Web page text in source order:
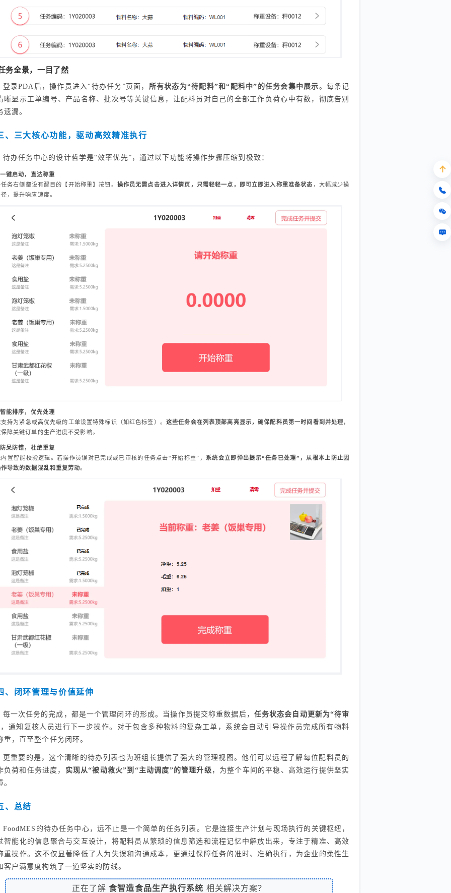
务全景，一目了然
登录PDA后，操作员进入“待办任务”页面， 所有状态为“待配料”和“配料中”的任务会集中展示。每条记
晰显示工单编号、产品名称、批次号等关键信息，让配料员对自己的全部工作负荷心中有数，彻底告别
遗漏。
、三大核心功能，驱动高效精准执行
待办任务中心的设计哲学是“效率优先”，通过以下功能将操作步骤压缩到极致：
一键启动，直达称重
务右侧都设有醒目的【开始称重】按钮。 操作员无需点击进入详情页，只需轻轻一点，即可立即进入称重准备状态 ，大幅减少操
，提升响应速度。
智能排序，优先处理
持为紧急或高优先级的工单设置特殊标识（如红色标签）。 这些任务会在列表顶部高亮显示，确保配料员第一时间看到并处理 ，
障关键订单的生产进度不受影响。
防呆防错，杜绝重复
置智能校验逻辑。若操作员误对已完成或已审核的任务点击“开始称重”， 系统会立即弹出提示“任务已处理”，从根本上防止因
导致的数据混乱和重复劳动。
、闭环管理与价值延伸
每一次任务的完成，都是一个管理闭环的形成。当操作员提交称重数据后， 任务状态会自动更新为“待审
，通知复核人员进行下一步操作。对于包含多种物料的复杂工单，系统会自动引导操作员完成所有物料
重，直至整个任务闭环。
更重要的是，这个清晰的待办列表也为班组长提供了强大的管理视图。他们可以远程了解每位配料员的
负荷和任务进度， 实现从“被动救火”到“主动调度”的管理升级 ，为整个车间的平稳、高效运行提供坚实
。
、总结
FoodMES的待办任务中心，远不止是一个简单的任务列表。它是连接生产计划与现场执行的关键枢纽，
智能化的信息聚合与交互设计，将配料员从繁琐的信息筛选和流程记忆中解放出来，专注于精准、高效
重操作。这不仅显著降低了人为失误和沟通成本，更通过保障任务的准时、准确执行，为企业的柔性生
客户满意度构筑了一道坚实的防线。
正在了解食智造食品生产执行系统 相关解决方案？